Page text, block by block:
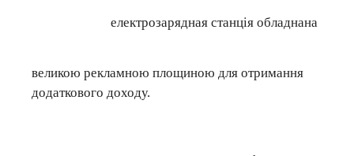
електрозарядная станція обладнана
великою рекламною площиною для отримання
додаткового доходу.